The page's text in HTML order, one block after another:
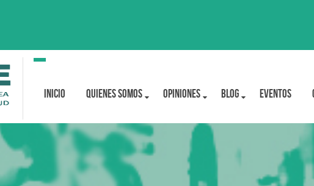
Toggle
Inicio Quienes Somos OPINIONES BLOG Eventos